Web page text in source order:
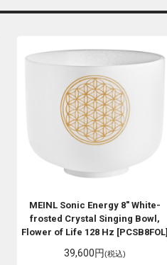
MEINL Sonic Energy 8" White-
frosted Crystal Singing Bowl,
Flower of Life 128 Hz [PCSB8FOL]
39,600円(税込)